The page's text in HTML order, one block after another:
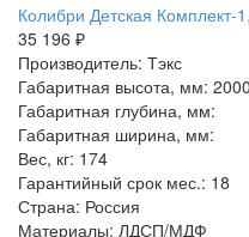
Колибри Детская Комплект-
35 196 ₽
Производитель: Тэкс
Габаритная высота, мм: 2000
Габаритная глубина, мм:
Габаритная ширина, мм:
Вес, кг: 174
Гарантийный срок мес.: 18
Страна: Россия
Материалы: ЛДСП/МДФ